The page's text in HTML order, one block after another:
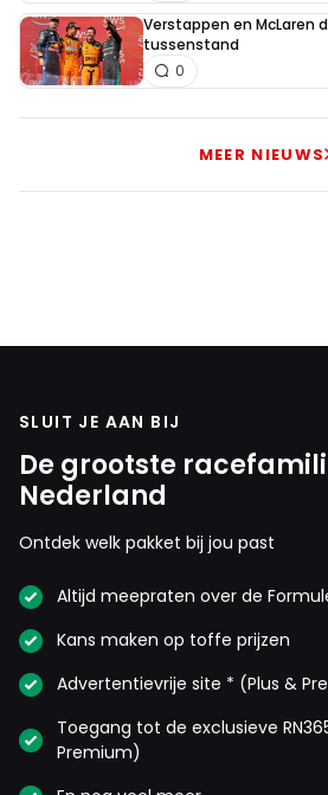
Verstappen en McLaren
tussenstand
0
MEER NIEUWS
SLUIT JE AAN BIJ
De grootste
Nederland
Ontdek welk pakket bij jou past
Altijd meepraten over de
Kans maken op toffe prijzen
Advertentievrije site * (Plus &
Toegang tot de exclusieve
Premium)